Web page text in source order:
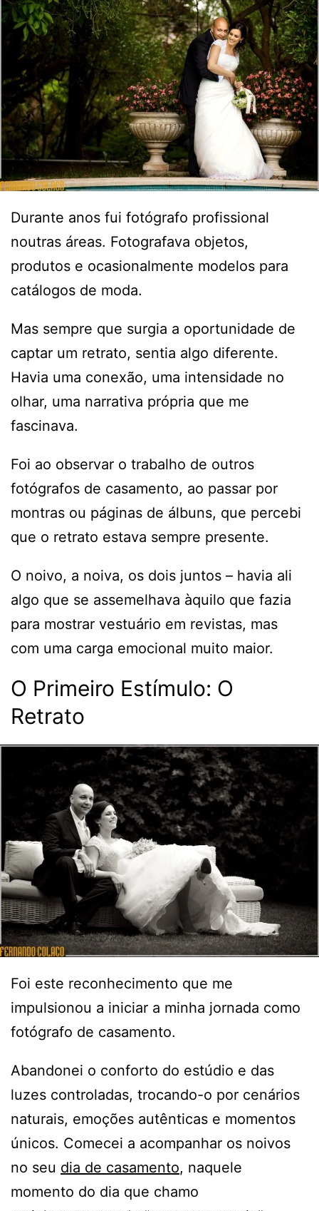
Durante anos fui fotógrafo profissional
noutras áreas. Fotografava objetos,
produtos e ocasionalmente modelos para
catálogos de moda.
Mas sempre que surgia a oportunidade de
captar um retrato, sentia algo diferente.
Havia uma conexão, uma intensidade no
olhar, uma narrativa própria que me
fascinava.
Foi ao observar o trabalho de outros
fotógrafos de casamento, ao passar por
montras ou páginas de álbuns, que percebi
que o retrato estava sempre presente.
O noivo, a noiva, os dois juntos – havia ali
algo que se assemelhava àquilo que fazia
para mostrar vestuário em revistas, mas
com uma carga emocional muito maior.
O Primeiro Estímulo: O
Retrato
Foi este reconhecimento que me
impulsionou a iniciar a minha jornada como
fotógrafo de casamento.
Abandonei o conforto do estúdio e das
luzes controladas, trocando-o por cenários
naturais, emoções autênticas e momentos
únicos. Comecei a acompanhar os noivos
no seu dia de casamento, naquele
momento do dia que chamo